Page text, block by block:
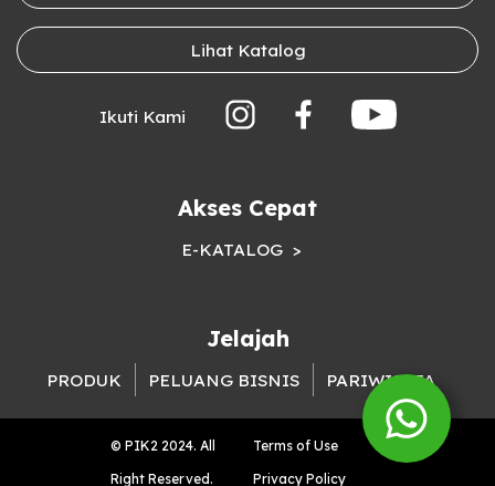
Lihat Katalog
Ikuti Kami
Akses Cepat
E-KATALOG
Jelajah
PRODUK PELUANG BISNIS PARIWISATA
© PIK2 2024. All
Right Reserved.
Terms of Use
Privacy Policy